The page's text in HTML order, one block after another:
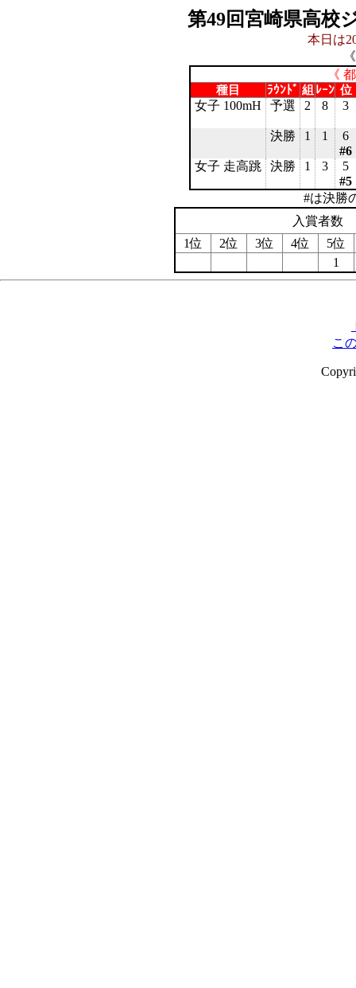
第49回宮崎県高校
本日は
《
種目 ﾗｳﾝﾄﾞ 組 ﾚｰﾝ 位
女子 100mH 予選 2 8 3
決勝 1 1
6
#6
女子 走高跳
決勝 1 3
5
#5
#は決勝
入賞者数
1位
2位 3位 4位
5位
1
こ